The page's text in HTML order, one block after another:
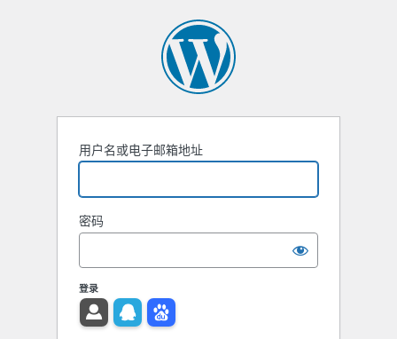
用户名或电子邮箱地址
密码
登录